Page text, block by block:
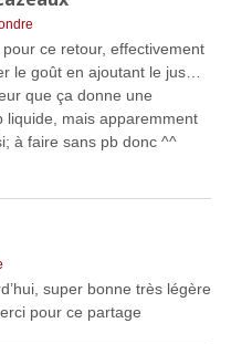
ce retour, effectivement
le goût en ajoutant le jus…
que ça donne une
liquide, mais apparemment
à faire sans pb donc ^^
super bonne très légère
pour ce partage